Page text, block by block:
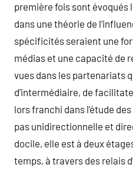
première fois sont évoqués
dans une théorie de
spécificités seraient une
médias et une capacité de
vues dans les partenariats
d’intermédiaire, de
lors franchi dans l’étude
pas unidirectionnelle et
docile, elle est à deux
temps, à travers des relais